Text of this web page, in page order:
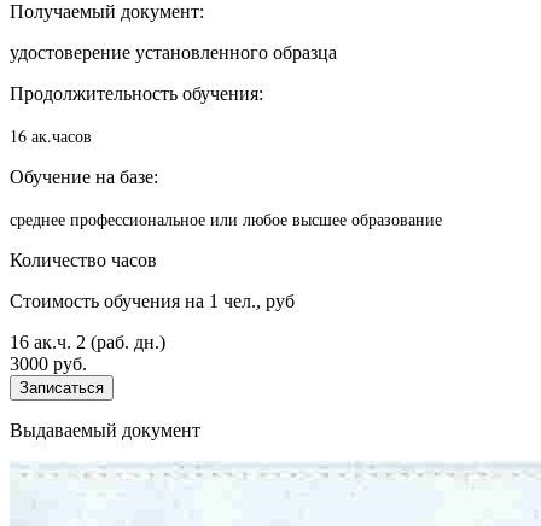
Получаемый документ:
удостоверение установленного образца
Продолжительность обучения:
16 ак.часов
Обучение на базе:
среднее профессиональное или любое высшее образование
Количество часов
Стоимость обучения на 1 чел., руб
16 ак.ч. 2 (раб. дн.)
3000 руб.
Записаться
Выдаваемый документ